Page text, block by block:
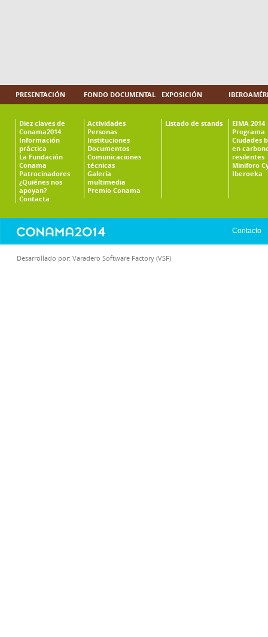
PRESENTACIÓN
Diez claves de
Conama2014
Información
práctica
La Fundación
Conama
Patrocinadores
¿Quiénes nos
apoyan?
Contacta
FONDO DOCUMENTAL
Actividades
Personas
Instituciones
Documentos
Comunicaciones
técnicas
Galería
multimedia
Premio Conama
EXPOSICIÓN
Listado de stands
EIMA 2014
Programa
Ciudades
en
resilentes
Miniforo
Iberoeka
Contacto
Desarrollado por: Varadero Software Factory (VSF)